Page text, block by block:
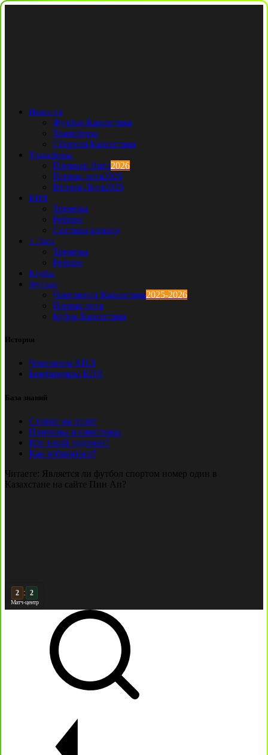
Новости
Футбол Казахстана
Трансферы
Сборная Казахстана
Трансферы
Премьер Лига2026
Первая лига2026
Вторая Лига2026
КПЛ
Тренеры
Рефери
Составы команд
1 Лига
Тренеры
Рефери
Клубы
Футзал
Чемпионат Казахстана2025-2026
Первая лига
Кубок Казахстана
История
Чемпионы КПЛ
Бомбардиры КПЛ
База знаний
Ставки на спорт
Причины и симптомы
Кто такой лудоман?
Как избавиться?
Читаете: Является ли футбол спортом номер один в
Казахстане на сайте Пин Ап?
3 :
Матч-центр